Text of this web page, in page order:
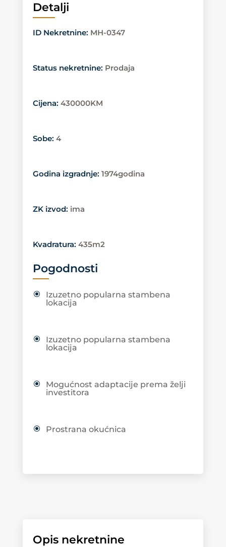
Detalji
ID Nekretnine: MH-0347
Status nekretnine: Prodaja
Cijena: 430000KM
Sobe: 4
Godina izgradnje: 1974godina
ZK izvod: ima
Kvadratura: 435m2
Pogodnosti
Izuzetno popularna stambena
lokacija
Izuzetno popularna stambena
lokacija
Mogućnost adaptacije prema želji
investitora
Prostrana okućnica
Opis nekretnine